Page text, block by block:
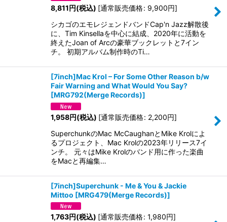
8,811円(税込) [通常販売価格: 9,900円]
シカゴのエモレジェンドバンドCap'n Jazz解散後
に、Tim Kinsellaを中心に結成、2020年に活動を
終えたJoan of Arcの豪華ブックレットと7イン
チ。 初期アルバム制作時のTi…
[7inch]Mac Krol – For Some Other Reason b/w
Fair Warning and What Would You Say?
[MRG792(Merge Records)]
1,958円(税込) [通常販売価格: 2,200円]
SuperchunkのMac McCaughanとMike Krolによ
るプロジェクト、Mac Krolの2023年リリース7イ
ンチ。 元々はMike Krolのバンド用に作った楽曲
をMacと再編集…
[7inch]Superchunk - Me & You & Jackie
Mittoo [MRG479(Merge Records)]
1,763円(税込) [通常販売価格: 1,980円]